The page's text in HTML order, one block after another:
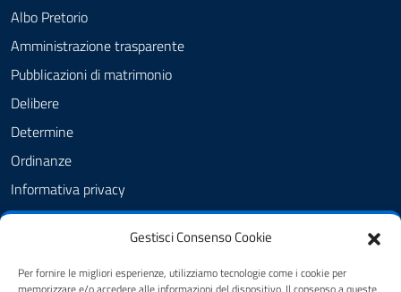
Gestisci Consenso Cookie
Per fornire le migliori esperienze, utilizziamo tecnologie come i cookie per
Albo Pretorio
Amministrazione trasparente
Pubblicazioni di matrimonio
Delibere
Determine
Ordinanze
Informativa privacy
Feedback
Dichiarazione di accessibilità